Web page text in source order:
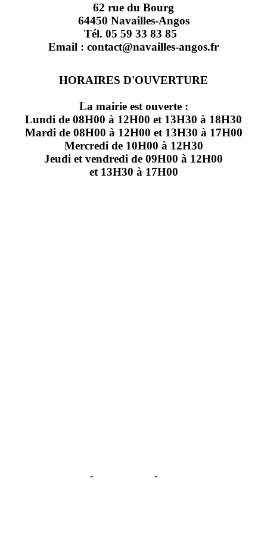
62 rue du Bourg
64450 Navailles-Angos
Tél. 05 59 33 83 85
Email : contact@navailles-angos.fr
HORAIRES D'OUVERTURE
La mairie est ouverte :
Lundi de 08H00 à 12H00 et 13H30 à 18H30
Mardi de 08H00 à 12H00 et 13H30 à 17H00
Mercredi de 10H00 à 12H30
Jeudi et vendredi de 09H00 à 12H00
et 13H30 à 17H00
- -